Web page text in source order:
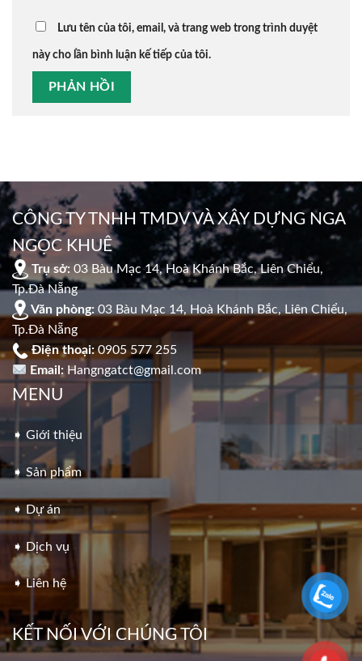
Lưu tên của tôi, email, và trang web trong trình duyệt
này cho lần bình luận kế tiếp của tôi.
CÔNG TY TNHH TMDV VÀ XÂY DỰNG NGA
NGỌC KHUÊ
Trụ sở: 03 Bàu Mạc 14, Hoà Khánh Bắc, Liên Chiểu,
Tp.Đà Nẵng
Văn phòng: 03 Bàu Mạc 14, Hoà Khánh Bắc, Liên Chiểu,
Tp.Đà Nẵng
Điện thoại:0905 577 255
Email: Hangngatct@gmail.com
MENU
➧ Giới thiệu
➧ Sản phẩm
➧ Dự án
➧ Dịch vụ
➧ Liên hệ
KẾT NỐI VỚI CHÚNG TÔI